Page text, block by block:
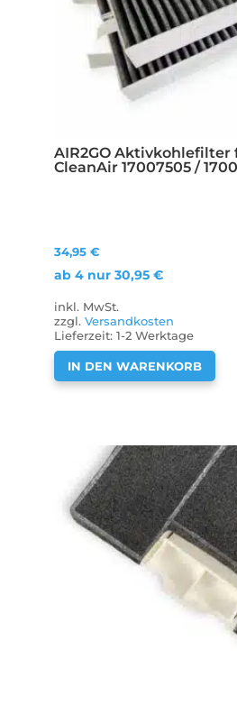
AIR2GO Aktivkohlefilter
CleanAir 17007505 /
34,95 €
ab 4 nur 30,95 €
inkl. MwSt.
zzgl. Versandkosten
Lieferzeit: 1-2 Werktage
IN DEN WARENKORB